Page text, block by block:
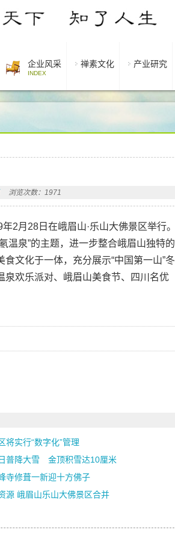
企业风采
INDEX
禅素文化 产业研究
浏览次数：1971
2月28日在峨眉山·乐山大佛景区举行。
泉”的主题，进一步整合峨眉山独特的
文化于一体，充分展示“中国第一山”冬
泉欢乐派对、峨眉山美食节、四川名优
将实行“数字化”管理
普降大雪 金顶积雪达10厘米
寺修葺一新迎十方佛子
源 峨眉山乐山大佛景区合并